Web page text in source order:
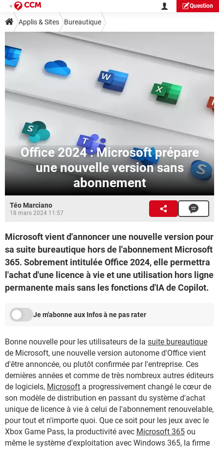
Question
Applis & Sites Bureautique
Office 2024 : Microsoft prépare
une nouvelle version sans
abonnement
Téo Marciano
18 mars 2024 11:57
Microsoft vient d'annoncer une nouvelle version pour
sa suite bureautique hors de l'abonnement Microsoft
365. Sobrement intitulée Office 2024, elle permettra
l'achat d'une licence à vie et une utilisation hors ligne
permanente mais sans les fonctions d'IA de Copilot.
Je m'abonne aux Infos à ne pas rater
Bonne nouvelle pour les utilisateurs de la suite bureautique
de Microsoft, une nouvelle version autonome d'Office vient
d'être annoncée, ou plutôt confirmée par l'entreprise. Ces
dernières années et comme de très nombreux autres éditeurs
de logiciels, Microsoft a progressivement changé le cœur de
son modèle de distribution en passant du système d'achat
unique de licence à vie à celui de l'abonnement renouvelable,
pour tout et n'importe quoi. Que ce soit pour les jeux avec le
Xbox Game Pass, la productivité avec Microsoft 365 ou
même le système d'exploitation avec Windows 365, la firme